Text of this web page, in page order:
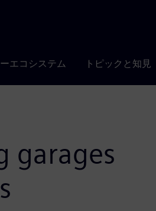
エコシステム トピックと知見
garages